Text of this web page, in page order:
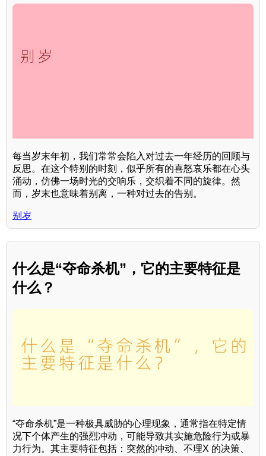
每当岁末年初，我们常常会陷入对过去一年经历的回顾与
反思。在这个特别的时刻，似乎所有的喜怒哀乐都在心头
涌动，仿佛一场时光的交响乐，交织着不同的旋律。然
而，岁末也意味着别离，一种对过去的告别。
别岁
什么是“夺命杀机”，它的主要特征是
什么？
“夺命杀机”是一种极具威胁的心理现象，通常指在特定情
况下个体产生的强烈冲动，可能导致其实施危险行为或暴
力行为。其主要特征包括：突然的冲动、不理X 的决策、